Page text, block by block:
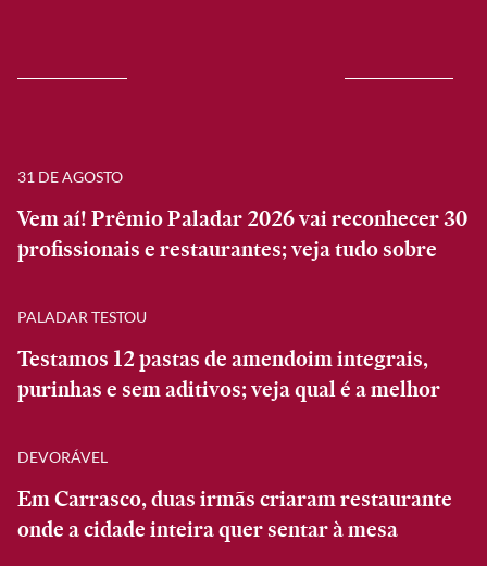
31 DE AGOSTO
Vem aí! Prêmio Paladar 2026 vai reconhecer 30
profissionais e restaurantes; veja tudo sobre
PALADAR TESTOU
Testamos 12 pastas de amendoim integrais,
purinhas e sem aditivos; veja qual é a melhor
DEVORÁVEL
Em Carrasco, duas irmãs criaram restaurante
onde a cidade inteira quer sentar à mesa